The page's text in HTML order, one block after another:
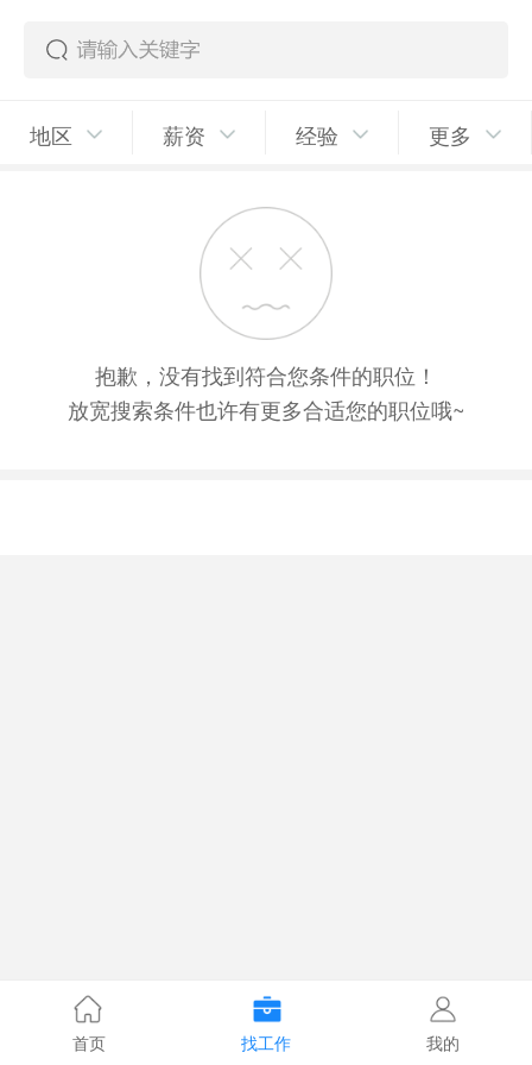
地区 薪资 经验 更多
抱歉，没有找到符合您条件的职位！
放宽搜索条件也许有更多合适您的职位哦~
首页 找工作 我的